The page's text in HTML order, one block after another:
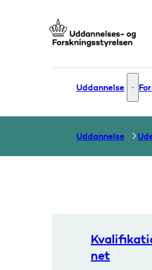
Uddannelse
Uddannelse
net